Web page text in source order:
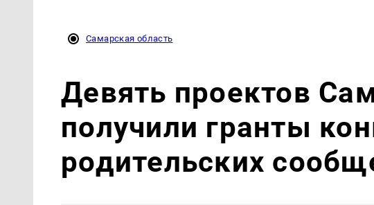
Самарская область
Девять проектов
получили гранты
родительских